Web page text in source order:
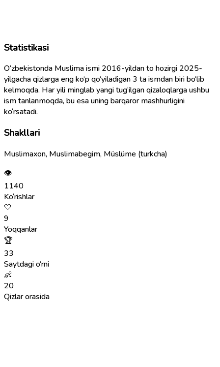
Statistikasi
O‘zbekistonda Muslima ismi 2016-yildan to hozirgi 2025-
yilgacha qizlarga eng ko‘p qo‘yiladigan 3 ta ismdan biri bo‘lib
kelmoqda. Har yili minglab yangi tug‘ilgan qizaloqlarga ushbu
ism tanlanmoqda, bu esa uning barqaror mashhurligini
ko‘rsatadi.
Shakllari
Muslimaxon, Muslimabegim, Müslüme (turkcha)
👁
1140
Ko‘rishlar
🤍
9
Yoqqanlar
🏆
33
Saytdagi o‘rni
👶
20
Qizlar orasida